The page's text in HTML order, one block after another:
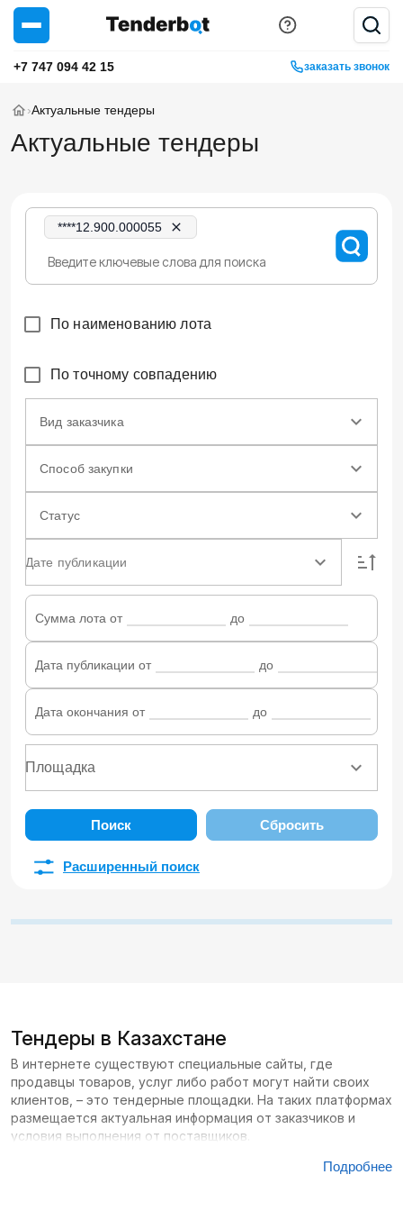
+7 747 094 42 15 заказать звонок
›Актуальные тендеры
Актуальные тендеры
****12.900.000055
По наименованию лота
По точному совпадению
Вид заказчика
Способ закупки
Статус
Дате публикации
Сумма лота от до
Дата публикации от до
Дата окончания от до
Поиск Сбросить
Расширенный поиск
Тендеры в Казахстане
В интернете существуют специальные сайты, где
продавцы товаров, услуг либо работ могут найти своих
клиентов, – это тендерные площадки. На таких платформах
размещается актуальная информация от заказчиков и
условия выполнения от поставщиков.
Подробнее